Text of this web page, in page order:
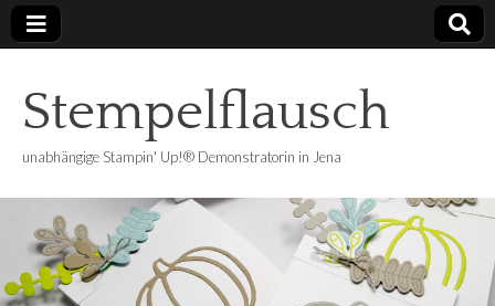
Stempelflausch
unabhängige Stampin' Up!® Demonstratorin in Jena